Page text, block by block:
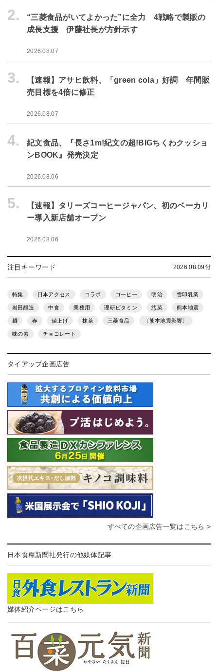
2.
“三菱食品がいてよかった”に全力 4戦略で製販の
成長支援 伊藤社長が方針示す
2026.08.07
3.
【速報】アサヒ飲料、「green cola」好調 年間販
売目標を4倍に修正
2026.08.07
4.
紀文食品、『長さ1m!紀文の超!BIGちくわクッショ
ンBOOK』発売決定
2026.08.06
5.
【速報】タリーズコーヒージャパン、初のベーカリ
ー導入新店舗オープン
2026.08.06
注目キーワード 2026.08.09付
特集 日本アクセス コラボ コーヒー 明治 雪印乳業
岩田醸造 中食 業務用 理研ビタミン 惣菜 熊本地震
麺 春 値上げ 抹茶 三菱食品 〔熊本地震影響〕
味の素 チョコレート
タイアップ企画広告
すべての企画広告一覧はこちら >
日本食糧新聞社発行の他媒体記事
媒体紹介ページはこちら